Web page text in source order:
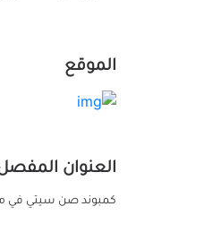
الموقع
العنوان
كمبوند صن سيتي في